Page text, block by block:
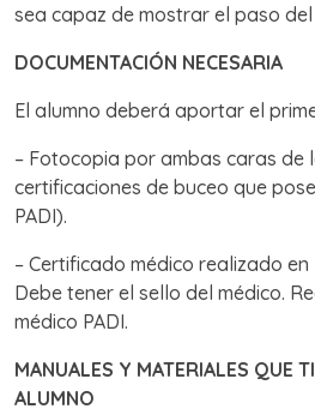
sea capaz de mostrar el paso
DOCUMENTACIÓN NECESARIA
El alumno deberá aportar el
– Fotocopia por ambas caras de
certificaciones de buceo que
PADI).
– Certificado médico realizado en
Debe tener el sello del médico.
médico PADI.
MANUALES Y MATERIALES QUE
ALUMNO